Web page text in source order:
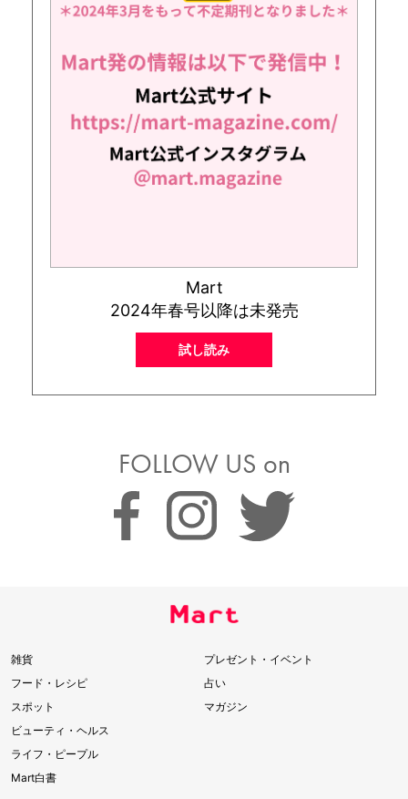
Mart
2024年春号以降は未発売
試し読み
FOLLOW US on
雑貨
フード・レシピ
スポット
ビューティ・ヘルス
ライフ・ピープル
Mart白書
プレゼント・イベント
占い
マガジン